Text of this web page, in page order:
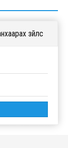
зүйлс